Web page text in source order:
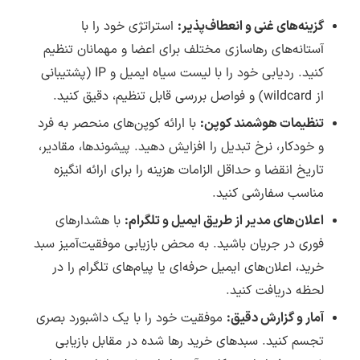
جهانی تهیه شده و صرفا شامل ترجمه زبان فارسی
و تغییرات برای بهبود در زبان فارسی (راستچین)
هستند و مشکلات یا باگ های احتمالی که ناشی از
فارسی سازی یا ترجمه محصول نباشند باید توسط
طراح اصلی رفع شوند و تا رفع این مشکلات باید
منتظر انتشار نسخه بروزرسانی توسط طراح اصلی
محصول باشید.
انتشار نسخه جدید هر محصول از بخش اطلاع
رسانی
بروزرسانی در سایت لرن دی ال
اطلاع رسانی
گزینه‌های غنی و انعطاف‌پذیر: استراتژی خود را با
آستانه‌های رهاسازی مختلف برای اعضا و مهمانان تنظیم
کنید. ردیابی خود را با لیست سیاه ایمیل و IP (پشتیبانی
از wildcard) و فواصل بررسی قابل تنظیم، دقیق کنید.
تنظیمات هوشمند کوپن: با ارائه کوپن‌های منحصر به فرد
و خودکار، نرخ تبدیل را افزایش دهید. پیشوندها، مقادیر،
تاریخ انقضا و حداقل الزامات هزینه را برای ارائه انگیزه
مناسب سفارشی کنید.
اعلان‌های مدیر از طریق ایمیل و تلگرام: با هشدارهای
فوری در جریان باشید. به محض بازیابی موفقیت‌آمیز سبد
خرید، اعلان‌های ایمیل حرفه‌ای یا پیام‌های تلگرام را در
لحظه دریافت کنید.
آمار و گزارش دقیق: موفقیت خود را با یک داشبورد بصری
تجسم کنید. سبدهای خرید رها شده در مقابل بازیابی